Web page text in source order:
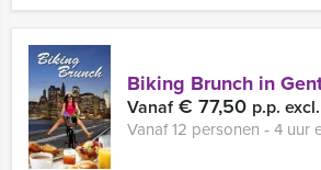
Biking Brunch in
Vanaf€ 77,50 p.p.
Vanaf 12 personen ‐ 4 uur